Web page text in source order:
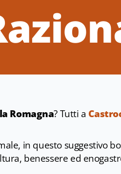
Romagna? Tutti a
in questo suggestivo
benessere ed